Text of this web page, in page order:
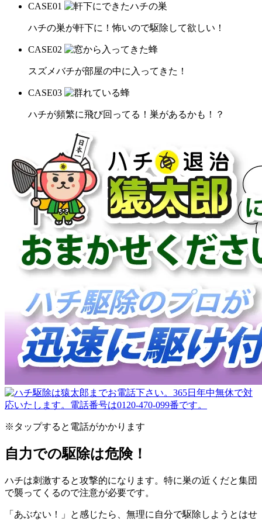
CASE01
ハチの巣が軒下に！怖いので駆除して欲しい！
CASE02
スズメバチが部屋の中に入ってきた！
CASE03
ハチが頻繁に飛び回ってる！巣があるかも！？
※タップすると電話がかかります
自力での駆除は危険！
ハチは刺激すると攻撃的になります。特に巣の近くだと集団
で襲ってくるので注意が必要です。
「あぶない！」と感じたら、無理に自分で駆除しようとはせ